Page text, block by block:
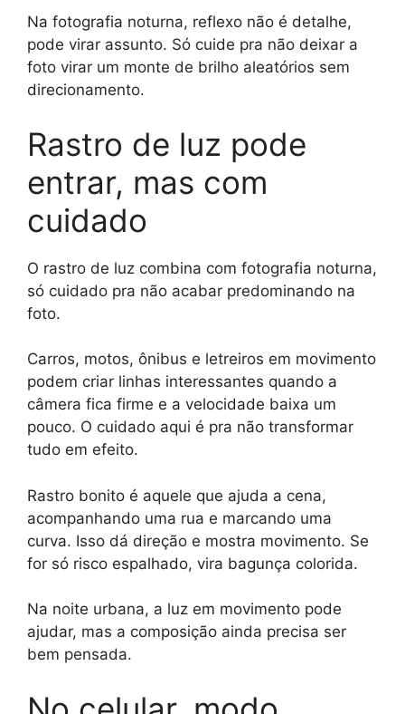
Na fotografia noturna, reflexo não é detalhe,
pode virar assunto. Só cuide pra não deixar a
foto virar um monte de brilho aleatórios sem
direcionamento.
Rastro de luz pode
entrar, mas com
cuidado
O rastro de luz combina com fotografia noturna,
só cuidado pra não acabar predominando na
foto.
Carros, motos, ônibus e letreiros em movimento
podem criar linhas interessantes quando a
câmera fica firme e a velocidade baixa um
pouco. O cuidado aqui é pra não transformar
tudo em efeito.
Rastro bonito é aquele que ajuda a cena,
acompanhando uma rua e marcando uma
curva. Isso dá direção e mostra movimento. Se
for só risco espalhado, vira bagunça colorida.
Na noite urbana, a luz em movimento pode
ajudar, mas a composição ainda precisa ser
bem pensada.